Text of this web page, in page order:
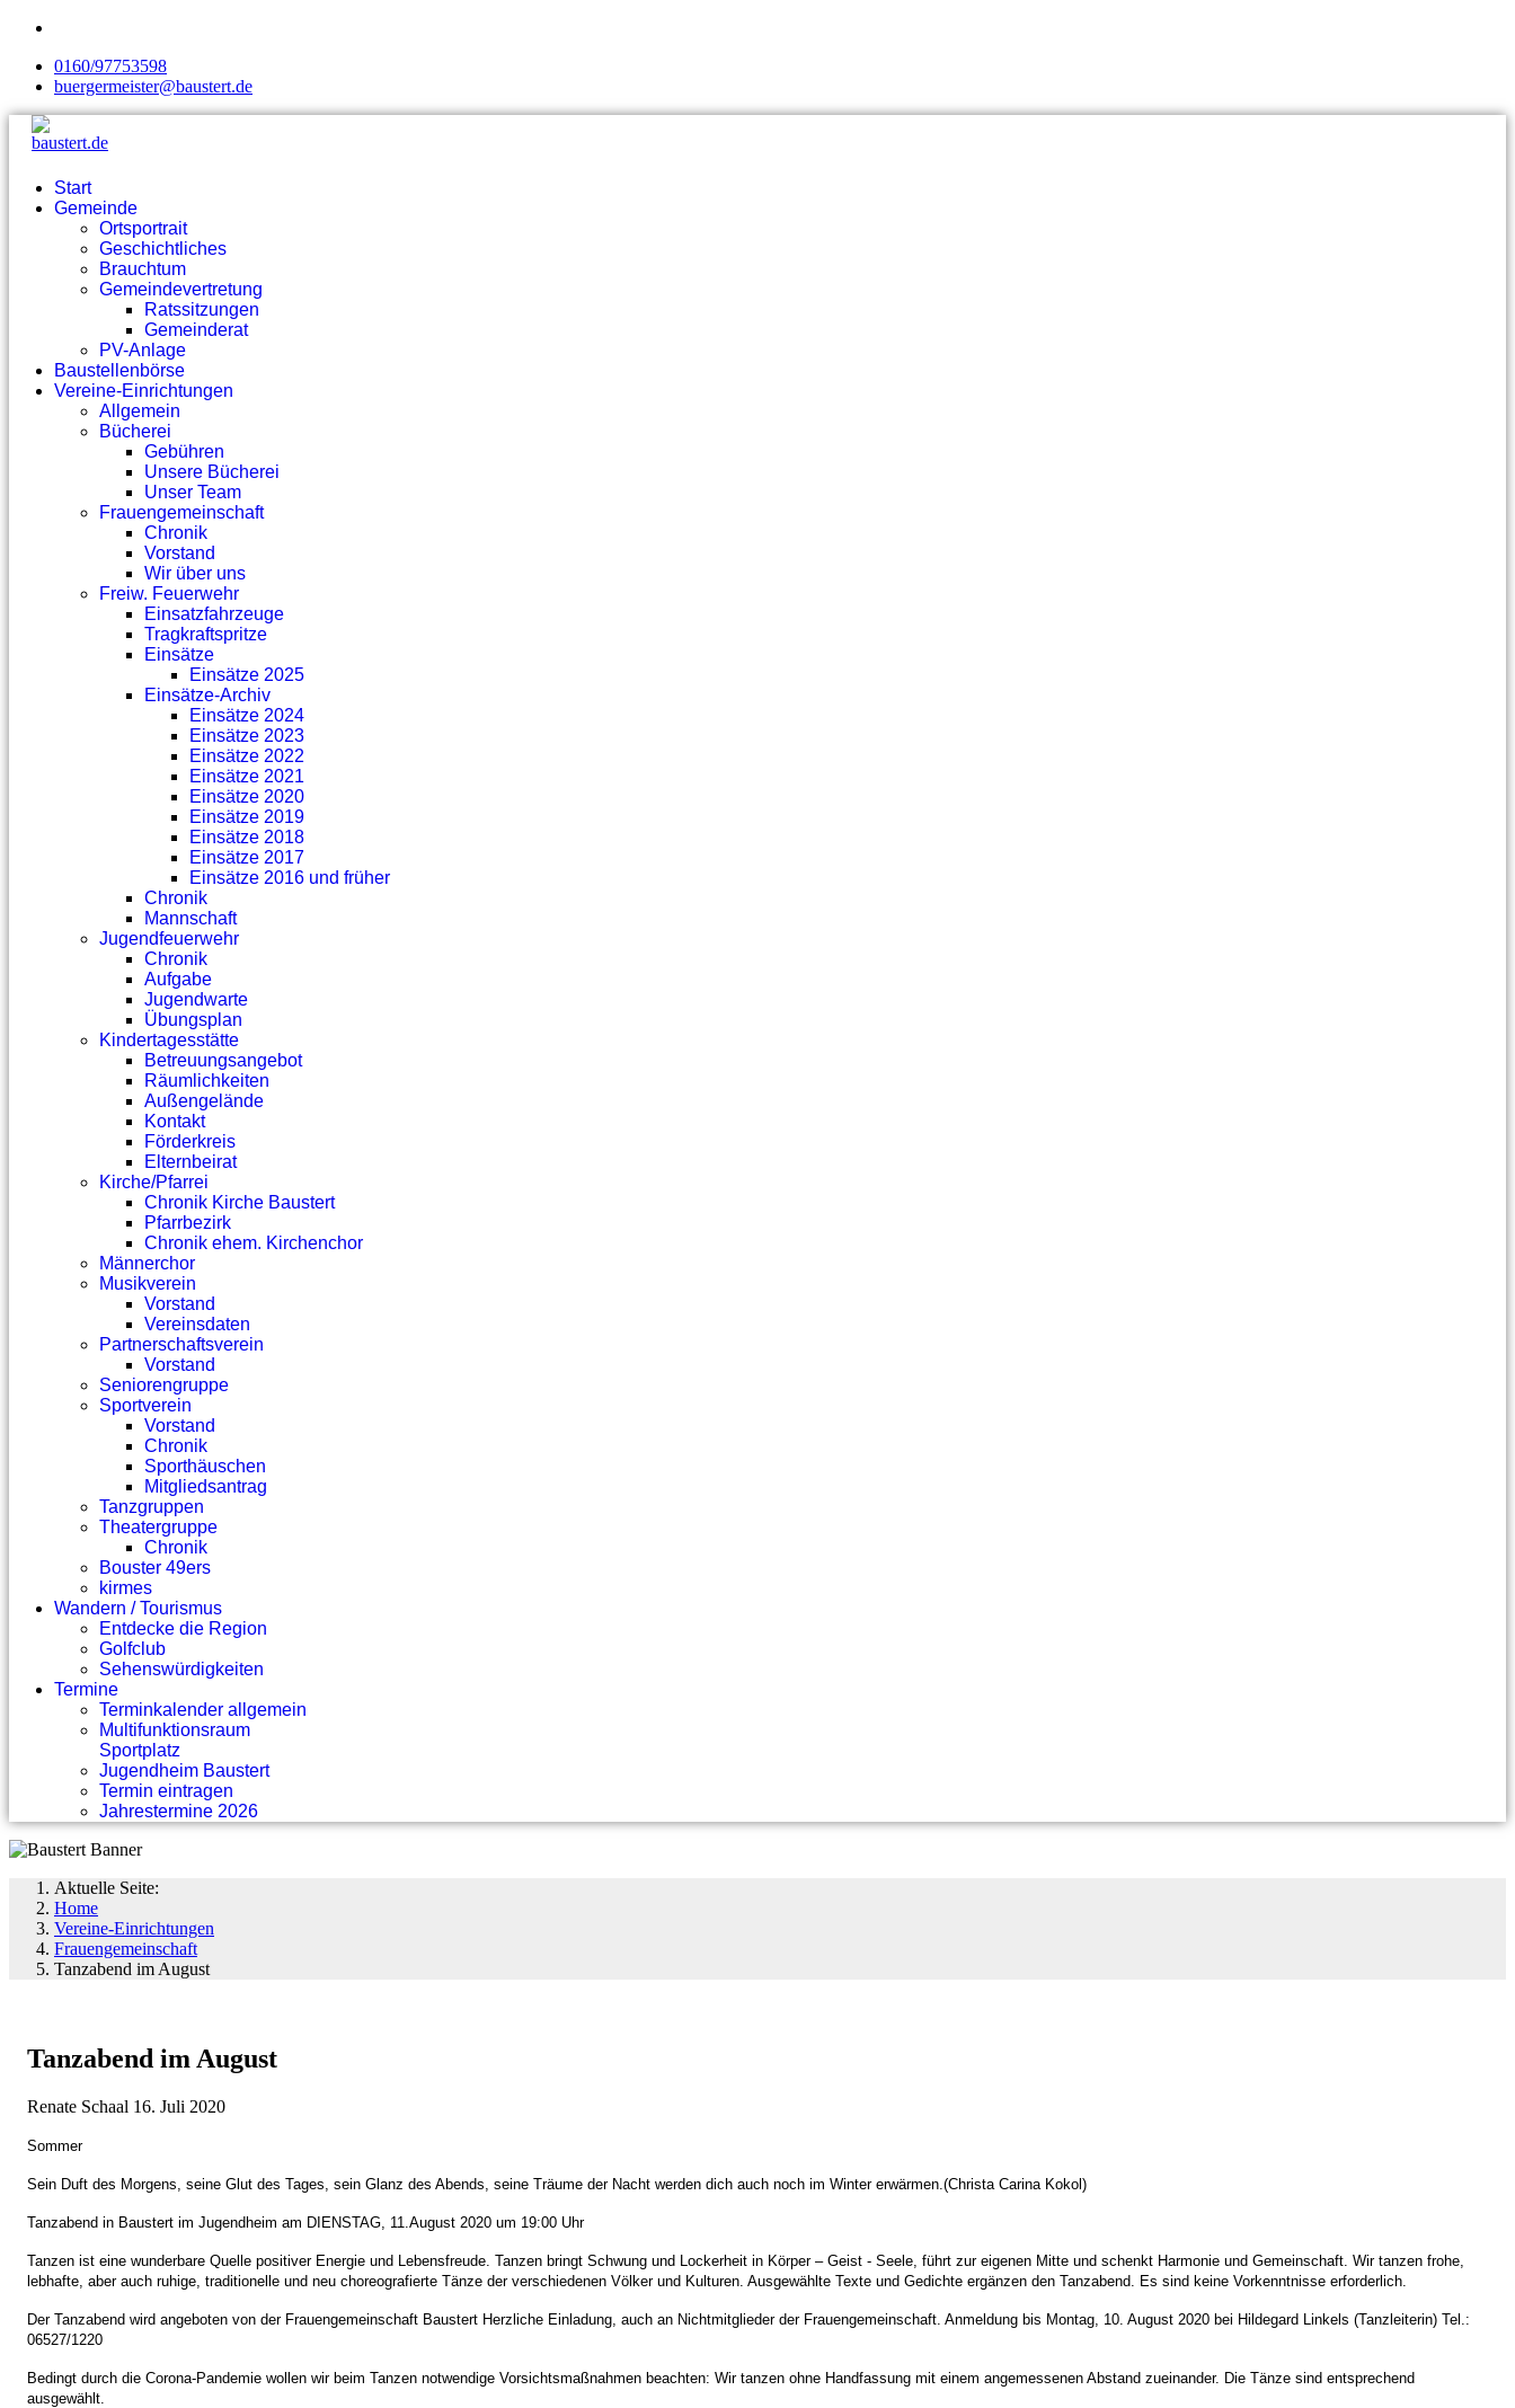
0160/97753598
buergermeister@baustert.de
Start
Gemeinde
Ortsportrait
Geschichtliches
Brauchtum
Gemeindevertretung
Ratssitzungen
Gemeinderat
PV-Anlage
Baustellenbörse
Vereine-Einrichtungen
Allgemein
Bücherei
Gebühren
Unsere Bücherei
Unser Team
Frauengemeinschaft
Chronik
Vorstand
Wir über uns
Freiw. Feuerwehr
Einsatzfahrzeuge
Tragkraftspritze
Einsätze
Einsätze 2025
Einsätze-Archiv
Einsätze 2024
Einsätze 2023
Einsätze 2022
Einsätze 2021
Einsätze 2020
Einsätze 2019
Einsätze 2018
Einsätze 2017
Einsätze 2016 und früher
Chronik
Mannschaft
Jugendfeuerwehr
Chronik
Aufgabe
Jugendwarte
Übungsplan
Kindertagesstätte
Betreuungsangebot
Räumlichkeiten
Außengelände
Kontakt
Förderkreis
Elternbeirat
Kirche/Pfarrei
Chronik Kirche Baustert
Pfarrbezirk
Chronik ehem. Kirchenchor
Männerchor
Musikverein
Vorstand
Vereinsdaten
Partnerschaftsverein
Vorstand
Seniorengruppe
Sportverein
Vorstand
Chronik
Sporthäuschen
Mitgliedsantrag
Tanzgruppen
Theatergruppe
Chronik
Bouster 49ers
kirmes
Wandern / Tourismus
Entdecke die Region
Golfclub
Sehenswürdigkeiten
Termine
Terminkalender allgemein
Multifunktionsraum
Sportplatz
Jugendheim Baustert
Termin eintragen
Jahrestermine 2026
Aktuelle Seite:
Home
Vereine-Einrichtungen
Frauengemeinschaft
Tanzabend im August
Tanzabend im August
Renate Schaal 16. Juli 2020
Sommer
Sein Duft des Morgens, seine Glut des Tages, sein Glanz des Abends, seine Träume der Nacht werden dich auch noch im Winter erwärmen.(Christa Carina Kokol)
Tanzabend in Baustert im Jugendheim am DIENSTAG, 11.August 2020 um 19:00 Uhr
Tanzen ist eine wunderbare Quelle positiver Energie und Lebensfreude. Tanzen bringt Schwung und Lockerheit in Körper – Geist - Seele, führt zur eigenen Mitte und schenkt Harmonie und Gemeinschaft. Wir tanzen frohe,
lebhafte, aber auch ruhige, traditionelle und neu choreografierte Tänze der verschiedenen Völker und Kulturen. Ausgewählte Texte und Gedichte ergänzen den Tanzabend. Es sind keine Vorkenntnisse erforderlich.
Der Tanzabend wird angeboten von der Frauengemeinschaft Baustert Herzliche Einladung, auch an Nichtmitglieder der Frauengemeinschaft. Anmeldung bis Montag, 10. August 2020 bei Hildegard Linkels (Tanzleiterin) Tel.:
06527/1220
Bedingt durch die Corona-Pandemie wollen wir beim Tanzen notwendige Vorsichtsmaßnahmen beachten: Wir tanzen ohne Handfassung mit einem angemessenen Abstand zueinander. Die Tänze sind entsprechend
ausgewählt.